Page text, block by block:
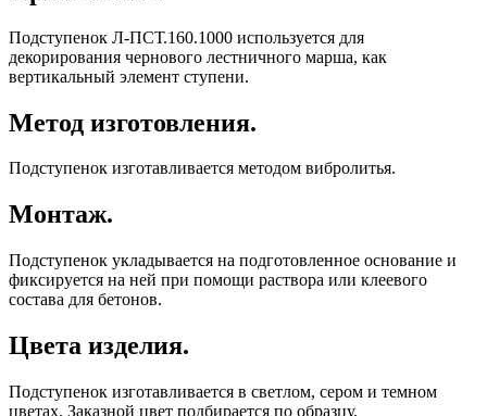
Подступенок Л-ПСТ.160.1000 используется для
декорирования чернового лестничного марша, как
вертикальный элемент ступени.
Метод изготовления.
Подступенок изготавливается методом вибролитья.
Монтаж.
Подступенок укладывается на подготовленное основание и
фиксируется на ней при помощи раствора или клеевого
состава для бетонов.
Цвета изделия.
Подступенок изготавливается в светлом, сером и темном
цветах. Заказной цвет подбирается по образцу,